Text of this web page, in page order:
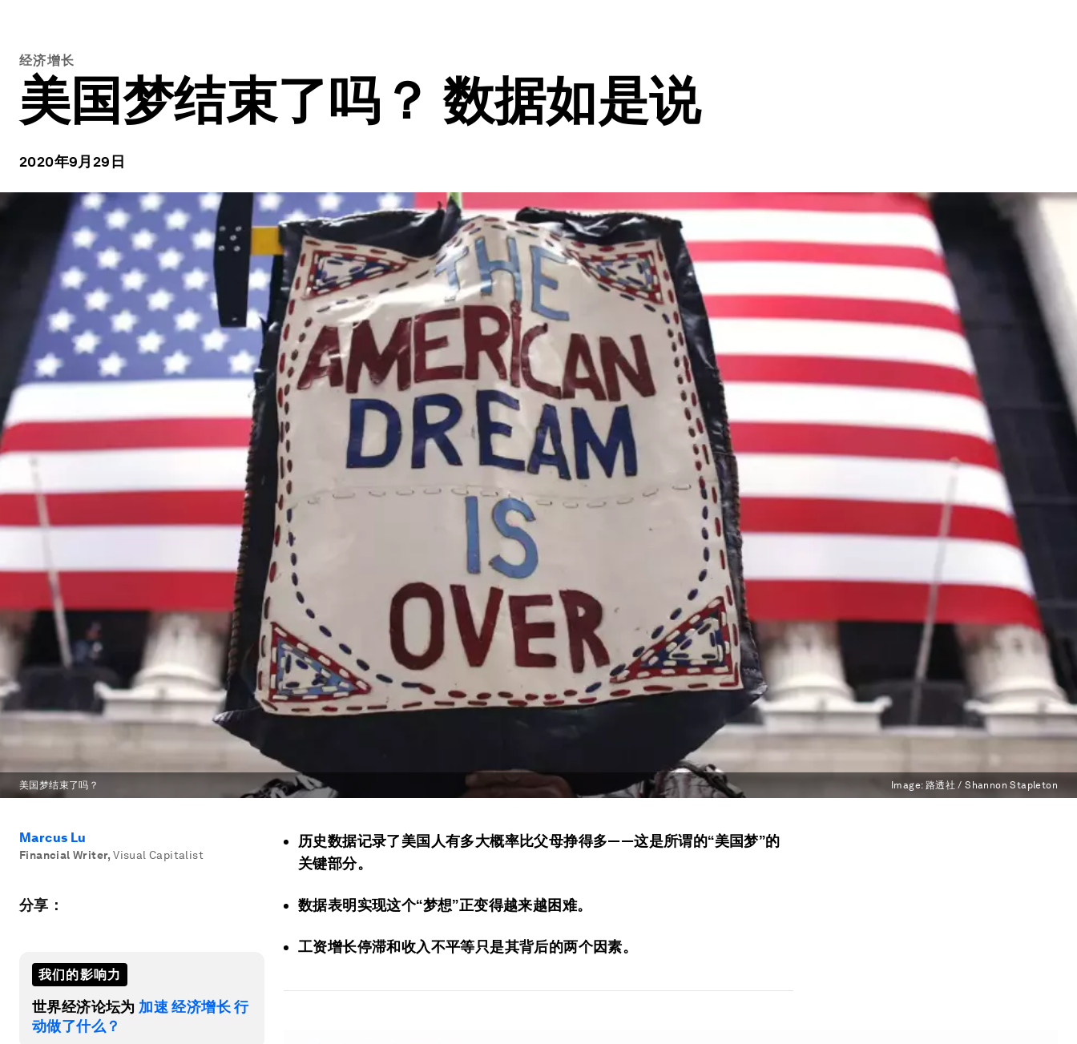
经济增长
美国梦结束了吗？ 数据如是说
2020年9月29日
美国梦结束了吗？ Image: 路透社 / Shannon Stapleton
Marcus Lu
Financial Writer, Visual Capitalist
分享：
我们的影响力
世界经济论坛为 加速 经济增长 行
动做了什么？
历史数据记录了美国人有多大概率比父母挣得多——这是所谓的“美国梦”的
关键部分。
数据表明实现这个“梦想”正变得越来越困难。
工资增长停滞和收入不平等只是其背后的两个因素。